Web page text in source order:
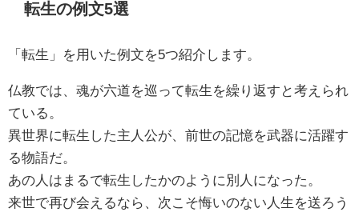
転生の例文5選
「転生」を用いた例文を5つ紹介します。
仏教では、魂が六道を巡って転生を繰り返すと考えられ
ている。
異世界に転生した主人公が、前世の記憶を武器に活躍す
る物語だ。
あの人はまるで転生したかのように別人になった。
来世で再び会えるなら、次こそ悔いのない人生を送ろう